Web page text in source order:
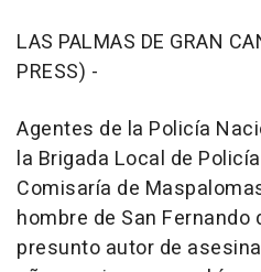
LAS PALMAS DE GRAN
PRESS) -
Agentes de la Policía
la Brigada Local de
Comisaría de
hombre de San
presunto autor de